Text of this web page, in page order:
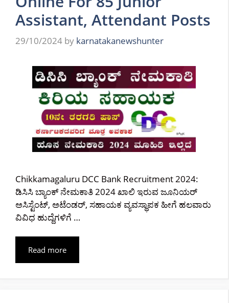
Assistant, Attendant Posts
29/10/2024 by karnatakanewshunter
Chikkamagaluru DCC Bank Recruitment 2024:
ಡಿಸಿಸಿ ಬ್ಯಾಂಕ್ ನೇಮಕಾತಿ 2024 ಖಾಲಿ ಇರುವ ಜೂನಿಯರ್
ಅಸಿಸ್ಟೆಂಟ್, ಅಟೆಂಡರ್, ಸಹಾಯಕ ವ್ಯವಸ್ಥಾಪಕ ಹೀಗೆ ಹಲವಾರು
ವಿವಿಧ ಹುದ್ದೆಗಳಿಗೆ …
Read more